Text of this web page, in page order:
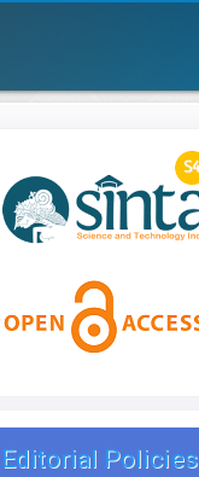
Editorial Policies